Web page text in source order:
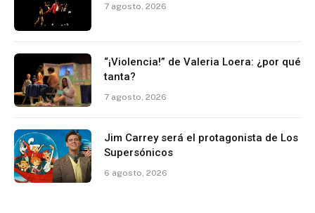
7 agosto, 2026
“¡Violencia!” de Valeria Loera: ¿por qué
tanta?
7 agosto, 2026
Jim Carrey será el protagonista de Los
Supersónicos
6 agosto, 2026